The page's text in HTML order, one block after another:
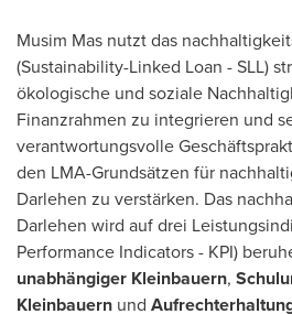
Musim Mas nutzt das
(Sustainability-Linked Loan - SLL)
ökologische und soziale
Finanzrahmen zu integrieren und
verantwortungsvolle
den LMA-Grundsätzen für
Darlehen zu verstärken. Das
Darlehen wird auf drei
Performance Indicators - KPI)
unabhängiger Kleinbauern,
Kleinbauern und